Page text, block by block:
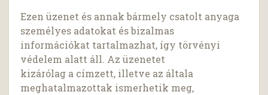
Ezen üzenet és annak bármely csatolt anyaga
személyes adatokat és bizalmas
információkat tartalmazhat, így törvényi
védelem alatt áll. Az üzenetet
kizárólag a címzett, illetve az általa
meghatalmazottak ismerhetik meg,